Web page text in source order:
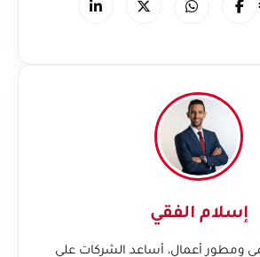
إسلام الفقي
ومطور أعمال، أساعد الشركات على